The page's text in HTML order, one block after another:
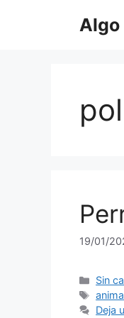
Algo
19/01/
Sin
Deja